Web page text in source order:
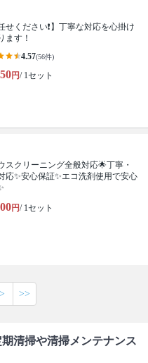
せください❗️】丁寧な対応を心掛け
ます！
4.57(56件)
円/ 1セット
スクリーニング全般対応🌟丁寧・
応✨安心保証✨エコ洗剤使用で安心
円/ 1セット
> >>
清掃や清掃メンテナンス